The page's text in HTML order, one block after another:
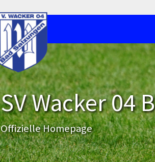
SV Wacker 04
Offizielle Homepage